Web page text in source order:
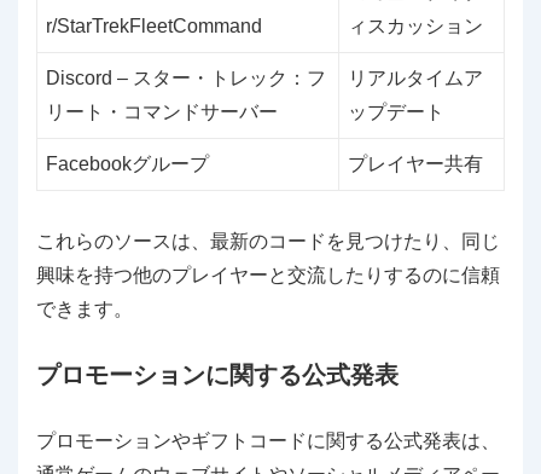
r/StarTrekFleetCommand
ィスカッション
Discord – スター・トレック：フ
リート・コマンドサーバー
リアルタイムア
ップデート
Facebookグループ プレイヤー共有
これらのソースは、最新のコードを見つけたり、同じ
興味を持つ他のプレイヤーと交流したりするのに信頼
できます。
プロモーションに関する公式発表
プロモーションやギフトコードに関する公式発表は、